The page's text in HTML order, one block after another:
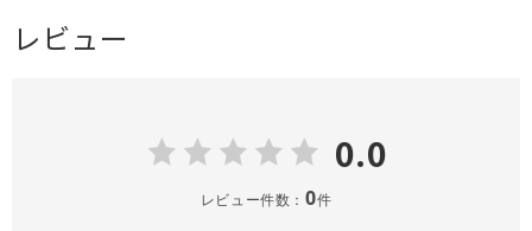
レビュー
0.0
レビュー件数： 0件